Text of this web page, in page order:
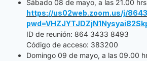
Sábado 08 de mayo, a las 21.00
https://us02web.zoom.us/j/
ID de reunión: 864 3433 8493
Código de acceso: 383200
Domingo 09 de mayo, a las 09.00